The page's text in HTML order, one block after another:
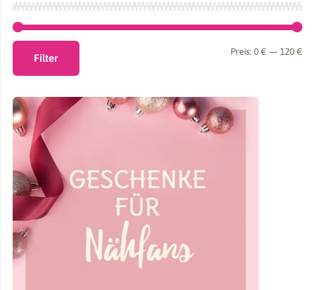
Filter
Preis:0 € — 120 €